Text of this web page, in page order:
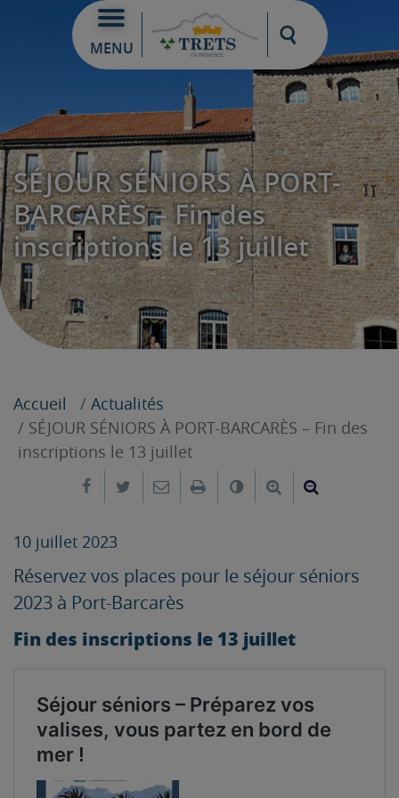
MENU
Moteur de
SÉJOUR SÉNIORS À PORT-
BARCARÈS – Fin des
inscriptions le 13 juillet
Accueil
Actualités
SÉJOUR SÉNIORS À PORT-BARCARÈS – Fin des
inscriptions le 13 juillet
Partager sur Facebook
Partager sur Twitter
Envoyer par e-mail
ImprimerChanger leAgrandir le
10 juillet 2023
Réservez vos places pour le séjour séniors
2023 à Port-Barcarès
Fin des inscriptions le 13 juillet